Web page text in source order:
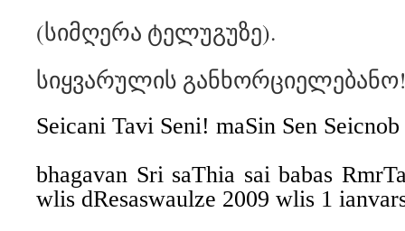
(სიმღერა ტელუგუზე).
სიყვარულის
Seicani Tavi Seni! maSin Sen
bhagavan Sri saThia sai babas
wlis dResaswaulze 2009 wlis 1